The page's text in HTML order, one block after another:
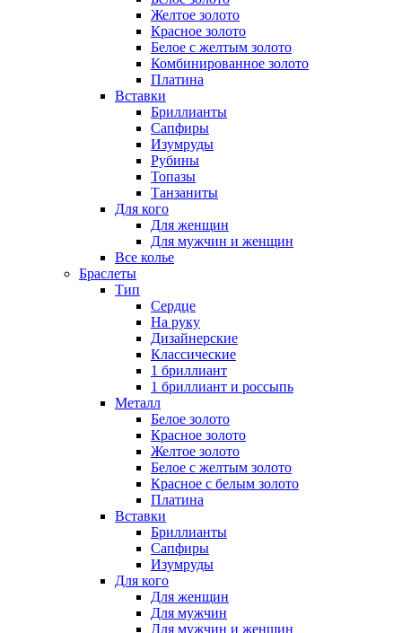
Желтое золото
Красное золото
Белое с желтым золото
Комбинированное золото
Платина
Вставки
Бриллианты
Сапфиры
Изумруды
Рубины
Топазы
Танзаниты
Для кого
Для женщин
Для мужчин и женщин
Все колье
Браслеты
Тип
Сердце
На руку
Дизайнерские
Классические
1 бриллиант
1 бриллиант и россыпь
Металл
Белое золото
Красное золото
Желтое золото
Белое с желтым золото
Красное с белым золото
Платина
Вставки
Бриллианты
Сапфиры
Изумруды
Для кого
Для женщин
Для мужчин
Для мужчин и женщин